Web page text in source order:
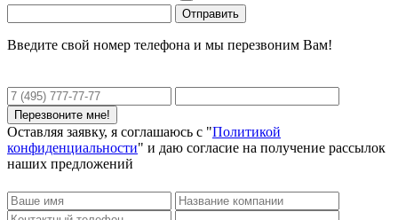
Введите свой номер телефона и мы перезвоним Вам!
Оставляя заявку, я соглашаюсь с "Политикой
конфиденциальности" и даю согласие на получение рассылок
наших предложений